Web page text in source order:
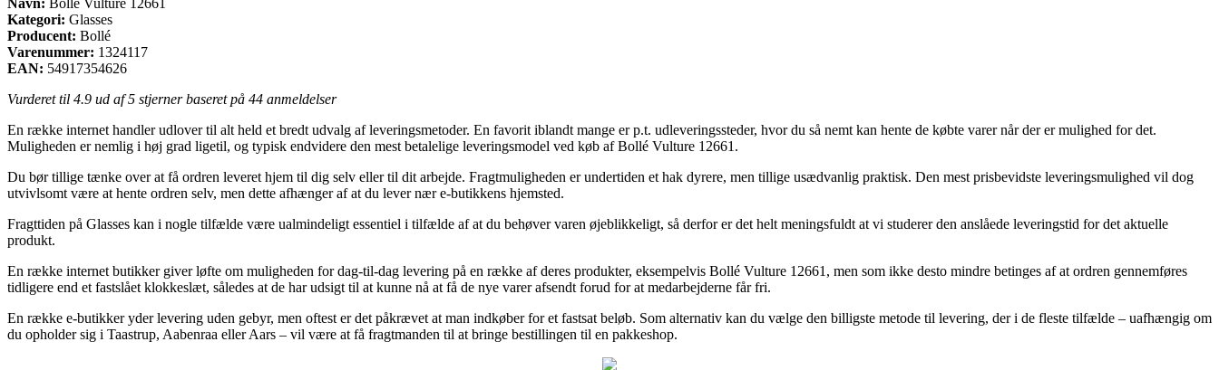
Kategori: Glasses
Producent: Bollé
Varenummer: 1324117
EAN: 54917354626
Vurderet til 4.9 ud af 5 stjerner baseret på 44 anmeldelser
En række internet handler udlover til alt held et bredt udvalg af leveringsmetoder. En favorit iblandt mange er p.t. udleveringssteder, hvor du så nemt kan hente de købte varer når der er mulighed for det.
Muligheden er nemlig i høj grad ligetil, og typisk endvidere den mest betalelige leveringsmodel ved køb af Bollé Vulture 12661.
Du bør tillige tænke over at få ordren leveret hjem til dig selv eller til dit arbejde. Fragtmuligheden er undertiden et hak dyrere, men tillige usædvanlig praktisk. Den mest prisbevidste leveringsmulighed vil dog
utvivlsomt være at hente ordren selv, men dette afhænger af at du lever nær e-butikkens hjemsted.
Fragttiden på Glasses kan i nogle tilfælde være ualmindeligt essentiel i tilfælde af at du behøver varen øjeblikkeligt, så derfor er det helt meningsfuldt at vi studerer den anslåede leveringstid for det aktuelle
produkt.
En række internet butikker giver løfte om muligheden for dag-til-dag levering på en række af deres produkter, eksempelvis Bollé Vulture 12661, men som ikke desto mindre betinges af at ordren gennemføres
tidligere end et fastslået klokkeslæt, således at de har udsigt til at kunne nå at få de nye varer afsendt forud for at medarbejderne får fri.
En række e-butikker yder levering uden gebyr, men oftest er det påkrævet at man indkøber for et fastsat beløb. Som alternativ kan du vælge den billigste metode til levering, der i de fleste tilfælde – uafhængig om
du opholder sig i Taastrup, Aabenraa eller Aars – vil være at få fragtmanden til at bringe bestillingen til en pakkeshop.